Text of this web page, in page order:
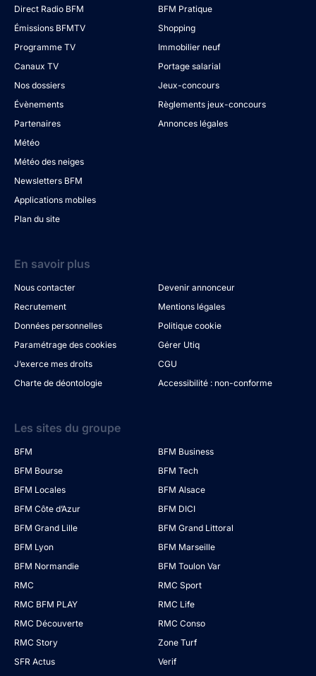
Direct Radio BFM
Émissions BFMTV
Programme TV
Canaux TV
Nos dossiers
Évènements
Partenaires
Météo
Météo des neiges
Newsletters BFM
Applications mobiles
Plan du site
BFM Pratique
Shopping
Immobilier neuf
Portage salarial
Jeux-concours
Règlements jeux-concours
Annonces légales
En savoir plus
Nous contacter
Devenir annonceur
Recrutement
Mentions légales
Données personnelles
Politique cookie
Paramétrage des cookies
Gérer Utiq
J’exerce mes droits
CGU
Charte de déontologie
Accessibilité : non-conforme
Les sites du groupe
BFM
BFM Business
BFM Bourse
BFM Tech
BFM Locales
BFM Alsace
BFM Côte d’Azur
BFM DICI
BFM Grand Lille
BFM Grand Littoral
BFM Lyon
BFM Marseille
BFM Normandie
BFM Toulon Var
RMC
RMC Sport
RMC BFM PLAY
RMC Life
RMC Découverte
RMC Conso
RMC Story
Zone Turf
SFR Actus
Verif